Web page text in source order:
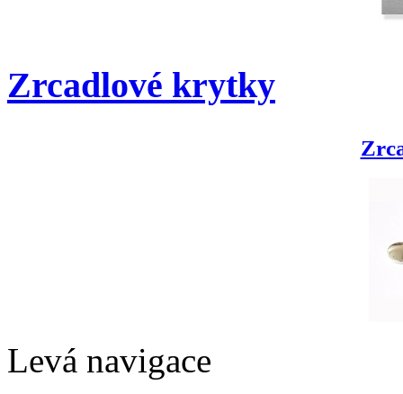
Zrcadlové krytky
Levá navigace